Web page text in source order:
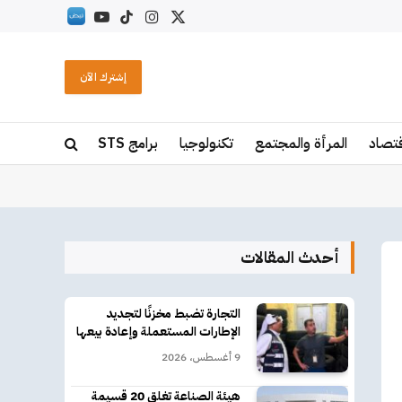
X
الانستغرام
تيكتوكيوتيوب
RSS
إشترك الآن
المرأة والمجتمع تكنولوجيا برامج STS
أحدث المقالات
التجارة تضبط مخزنًا لتجديد
الإطارات المستعملة وإعادة بيعها
9 أغسطس، 2026
هيئة الصناعة تغلق 20 قسيمة